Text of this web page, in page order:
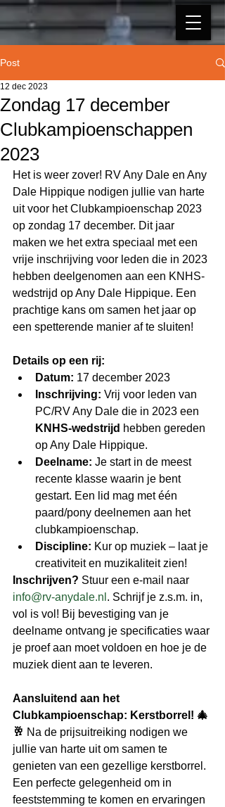
Post
Zondag 17 december
Clubkampioenschappen
2023
12 dec 2023
Het is weer zover! RV Any Dale en Any
Dale Hippique nodigen jullie van harte
uit voor het Clubkampioenschap 2023
op zondag 17 december. Dit jaar
maken we het extra speciaal met een
vrije inschrijving voor leden die in 2023
hebben deelgenomen aan een KNHS-
wedstrijd op Any Dale Hippique. Een
prachtige kans om samen het jaar op
een spetterende manier af te sluiten!
Details op een rij:
Datum: 17 december 2023
Inschrijving: Vrij voor leden van
PC/RV Any Dale die in 2023 een
KNHS-wedstrijd hebben gereden
op Any Dale Hippique.
Deelname: Je start in de meest
recente klasse waarin je bent
gestart. Een lid mag met één
paard/pony deelnemen aan het
clubkampioenschap.
Discipline: Kur op muziek – laat je
creativiteit en muzikaliteit zien!
Inschrijven? Stuur een e-mail naar
info@rv-anydale.nl . Schrijf je z.s.m. in,
vol is vol! Bij bevestiging van je
deelname ontvang je specificaties waar
je proef aan moet voldoen en hoe je de
muziek dient aan te leveren.
Aansluitend aan het
Clubkampioenschap: Kerstborrel! 🎄
🥂 Na de prijsuitreiking nodigen we
jullie van harte uit om samen te
genieten van een gezellige kerstborrel.
Een perfecte gelegenheid om in
feeststemming te komen en ervaringen